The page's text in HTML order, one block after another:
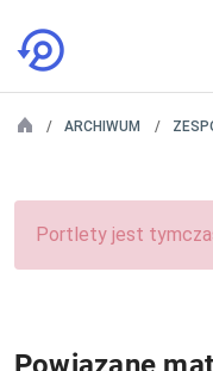
ARCHIWUM
Portlety jest